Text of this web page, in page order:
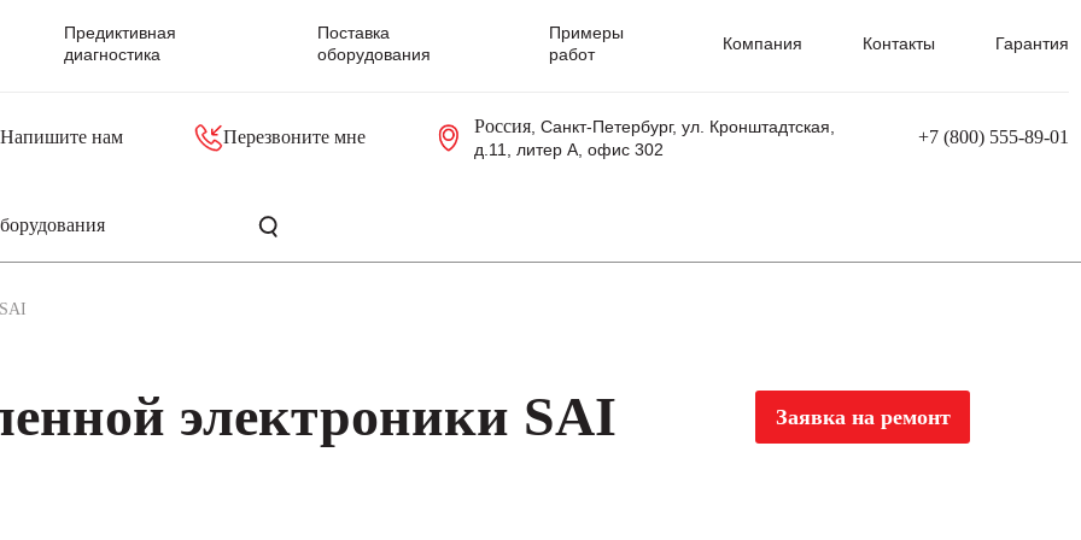
Предиктивная
диагностика
Поставка
оборудования
Примеры
работ
Компания Контакты Гарантия
Напишите нам Перезвоните мне
Россия, Санкт-Петербург, ул. Кронштадтская,
д.11, литер А, офис 302
+7 (800) 555-89-01
SAI
электроники SAI Заявка на ремонт